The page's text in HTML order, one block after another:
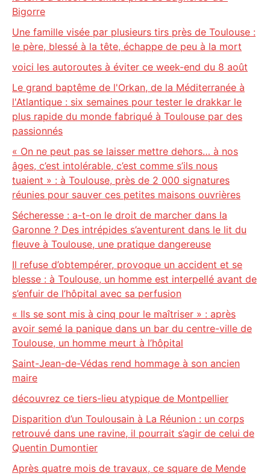
Bigorre
Une famille visée par plusieurs tirs près de Toulouse :
le père, blessé à la tête, échappe de peu à la mort
voici les autoroutes à éviter ce week-end du 8 août
Le grand baptême de l'Orkan, de la Méditerranée à
l'Atlantique : six semaines pour tester le drakkar le
plus rapide du monde fabriqué à Toulouse par des
passionnés
« On ne peut pas se laisser mettre dehors… à nos
âges, c’est intolérable, c’est comme s’ils nous
tuaient » : à Toulouse, près de 2 000 signatures
réunies pour sauver ces petites maisons ouvrières
Sécheresse : a-t-on le droit de marcher dans la
Garonne ? Des intrépides s’aventurent dans le lit du
fleuve à Toulouse, une pratique dangereuse
Il refuse d’obtempérer, provoque un accident et se
blesse : à Toulouse, un homme est interpellé avant de
s’enfuir de l’hôpital avec sa perfusion
« Ils se sont mis à cinq pour le maîtriser » : après
avoir semé la panique dans un bar du centre-ville de
Toulouse, un homme meurt à l’hôpital
Saint-Jean-de-Védas rend hommage à son ancien
maire
découvrez ce tiers-lieu atypique de Montpellier
Disparition d’un Toulousain à La Réunion : un corps
retrouvé dans une ravine, il pourrait s’agir de celui de
Quentin Dumontier
Après quatre mois de travaux, ce square de Mende